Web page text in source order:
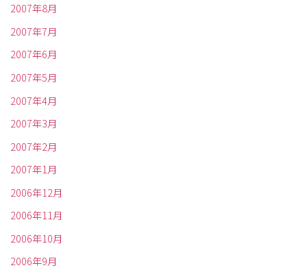
2007年8月
2007年7月
2007年6月
2007年5月
2007年4月
2007年3月
2007年2月
2007年1月
2006年12月
2006年11月
2006年10月
2006年9月